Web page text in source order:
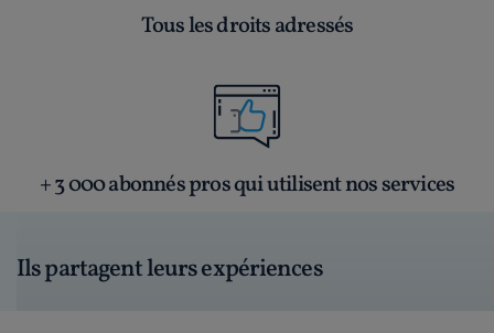
Tous les droits adressés
+ 3 000 abonnés pros qui utilisent nos services
Ils partagent leurs expériences